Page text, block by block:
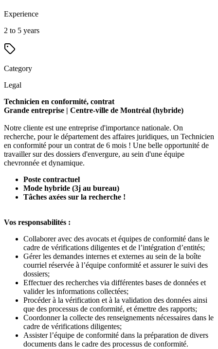
Experience
2 to 5 years
Category
Legal
Technicien en conformité, contrat
Grande entreprise | Centre-ville de Montréal (hybride)
Notre cliente est une entreprise d'importance nationale. On
recherche, pour le département des affaires juridiques, un Technicien
en conformité pour un contrat de 6 mois ! Une belle opportunité de
travailler sur des dossiers d'envergure, au sein d'une équipe
chevronnée et dynamique.
Poste contractuel
Mode hybride (3j au bureau)
Tâches axées sur la recherche !
Vos responsabilités :
Collaborer avec des avocats et équipes de conformité dans le
cadre de vérifications diligentes et de l’intégration d’entités;
Gérer les demandes internes et externes au sein de la boîte
courriel réservée à l’équipe conformité et assurer le suivi des
dossiers;
Effectuer des recherches via différentes bases de données et
valider les informations collectées;
Procéder à la vérification et à la validation des données ainsi
que des processus de conformité, et émettre des rapports;
Coordonner la collecte des renseignements nécessaires dans le
cadre de vérifications diligentes;
Assister l’équipe de conformité dans la préparation de divers
documents dans le cadre des processus de conformité.